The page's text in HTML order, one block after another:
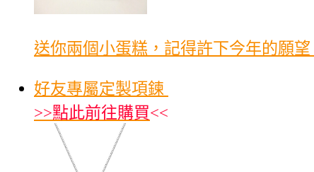
送你兩個小蛋糕，記得許下今年的願
好友專屬定製項鍊
>>點此前往購買<<